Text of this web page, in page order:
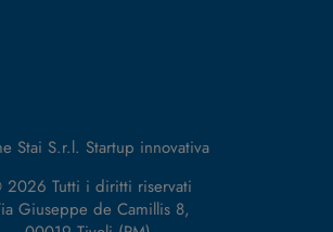
Stai S.r.l. Startup innovativa
Tutti i diritti riservati
Giuseppe de Camillis 8,